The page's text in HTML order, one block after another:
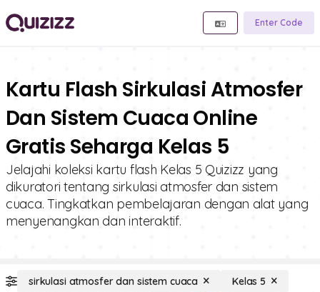
Enter Code
Kartu Flash Sirkulasi Atmosfer
Dan Sistem Cuaca Online
Gratis Seharga Kelas 5
Jelajahi koleksi kartu flash Kelas 5 Quizizz yang
dikuratori tentang sirkulasi atmosfer dan sistem
cuaca. Tingkatkan pembelajaran dengan alat yang
menyenangkan dan interaktif.
sirkulasi atmosfer dan sistem cuaca Kelas 5